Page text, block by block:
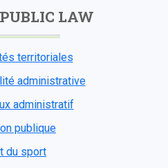
LAW
territoriales
administrative
administratif
publique
du sport